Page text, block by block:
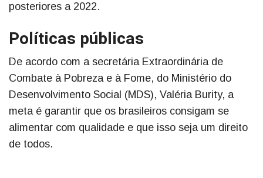
posteriores a 2022.
Políticas públicas
De acordo com a secretária Extraordinária de
Combate à Pobreza e à Fome, do Ministério do
Desenvolvimento Social (MDS), Valéria Burity, a
meta é garantir que os brasileiros consigam se
alimentar com qualidade e que isso seja um direito
de todos.